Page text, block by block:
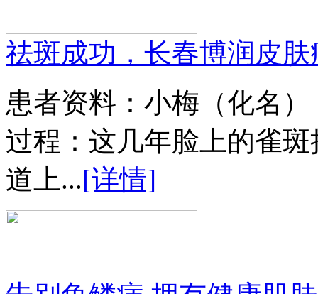
祛斑成功，长春博润皮
患者资料：小梅（化名
过程：这几年脸上的雀
道上...[详情]